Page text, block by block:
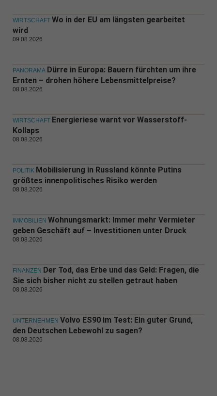
WIRTSCHAFT Wo in der EU am längsten gearbeitet
wird
09.08.2026
PANORAMA Dürre in Europa: Bauern fürchten um ihre
Ernten – drohen höhere Lebensmittelpreise?
08.08.2026
WIRTSCHAFT Energieriese warnt vor Wasserstoff-
Kollaps
08.08.2026
POLITIK Mobilisierung in Russland könnte Putins
größtes innenpolitisches Risiko werden
08.08.2026
IMMOBILIEN Wohnungsmarkt: Immer mehr Vermieter
geben Geschäft auf – Investitionen unter Druck
08.08.2026
FINANZEN Der Tod, das Erbe und das Geld: Fragen, die
Sie sich bisher nicht zu stellen getraut haben
08.08.2026
UNTERNEHMEN Volvo ES90 im Test: Ein guter Grund,
den Deutschen Lebewohl zu sagen?
08.08.2026